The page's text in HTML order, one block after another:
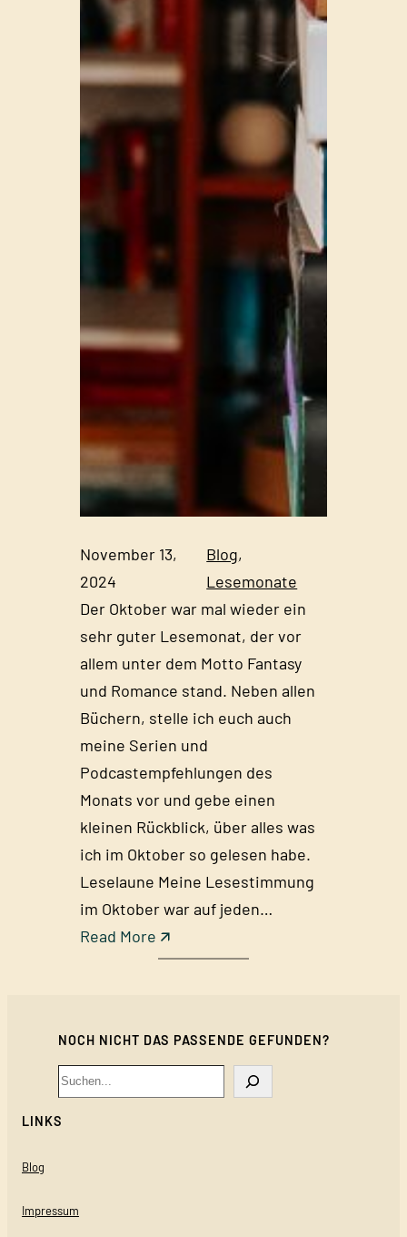
November 13,
2024
Blog
Lesemonate
Der Oktober war mal wieder ein
sehr guter Lesemonat, der vor
allem unter dem Motto Fantasy
und Romance stand. Neben allen
Büchern, stelle ich euch auch
meine Serien und
Podcastempfehlungen des
Monats vor und gebe einen
kleinen Rückblick, über alles was
ich im Oktober so gelesen habe.
Leselaune Meine Lesestimmung
im Oktober war auf jeden…
Read More 🡭:
U
r
w
a
NOCH NICHT DAS PASSENDE GEFUNDEN?
Search
LINKS
Blog
Impressum